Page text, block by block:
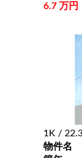
6.7 万円
1K /
物件名